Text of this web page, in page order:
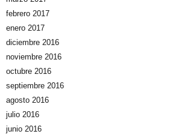
febrero 2017
enero 2017
diciembre 2016
noviembre 2016
octubre 2016
septiembre 2016
agosto 2016
julio 2016
junio 2016